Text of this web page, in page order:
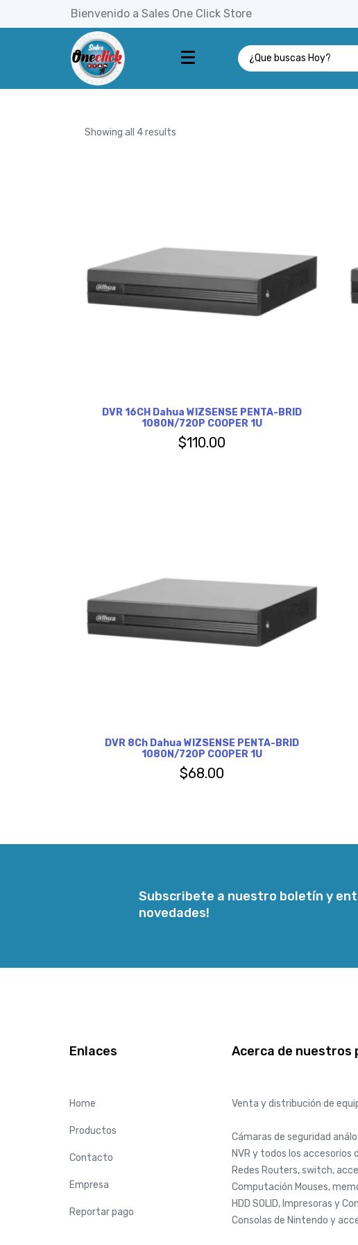
Bienvenido a Sales One Click Store
Showing all 4 results
DVR 16CH Dahua WIZSENSE PENTA-BRID
1080N/720P COOPER 1U
$110.00
DVR 8Ch Dahua WIZSENSE PENTA-BRID
1080N/720P COOPER 1U
$68.00
Subscribete a nuestro boletín y
novedades!
Enlaces
Home
Productos
Contacto
Empresa
Reportar pago
Acerca de nuestros
Venta y distribución de
Cámaras de seguridad
NVR y todos los accesorios
Redes Routers, switch,
Computación Mouses,
HDD SOLID, Impresoras y
Consolas de Nintendo y